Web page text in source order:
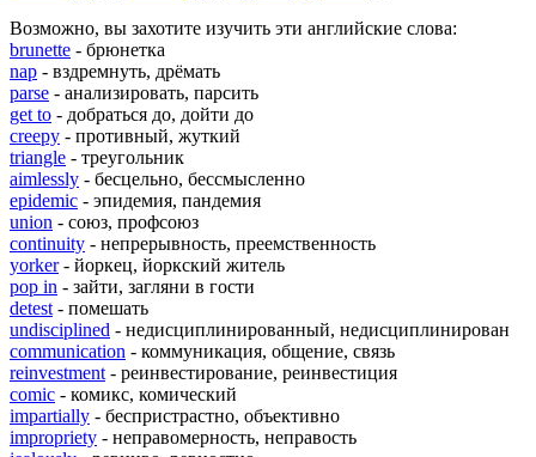
Возможно, вы захотите изучить эти английские слова:
brunette - брюнетка
nap - вздремнуть, дрёмать
parse - анализировать, парсить
get to - добраться до, дойти до
creepy - противный, жуткий
triangle - треугольник
aimlessly - бесцельно, бессмысленно
epidemic - эпидемия, пандемия
union - союз, профсоюз
continuity - непрерывность, преемственность
yorker- йоркец, йоркский житель
pop in - зайти, загляни в гости
detest - помешать
undisciplined - недисциплинированный, недисциплинирован
communication - коммуникация, общение, связь
reinvestment - реинвестирование, реинвестиция
comic - комикс, комический
impartially - беспристрастно, объективно
impropriety - неправомерность, неправость